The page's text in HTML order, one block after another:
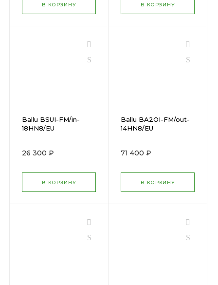
В КОРЗИНУ В КОРЗИНУ
Ballu BSUI-FM/in-
18HN8/EU
26 300 ₽
В КОРЗИНУ
Ballu BA2OI-FM/out-
14HN8/EU
71 400 ₽
В КОРЗИНУ